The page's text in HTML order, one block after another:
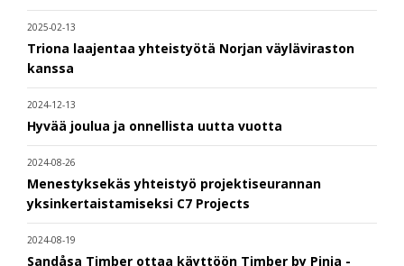
2025-02-13
Triona laajentaa yhteistyötä Norjan väyläviraston
kanssa
2024-12-13
Hyvää joulua ja onnellista uutta vuotta
2024-08-26
Menestyksekäs yhteistyö projektiseurannan
yksinkertaistamiseksi C7 Projects
2024-08-19
Sandåsa Timber ottaa käyttöön Timber by Pinja -